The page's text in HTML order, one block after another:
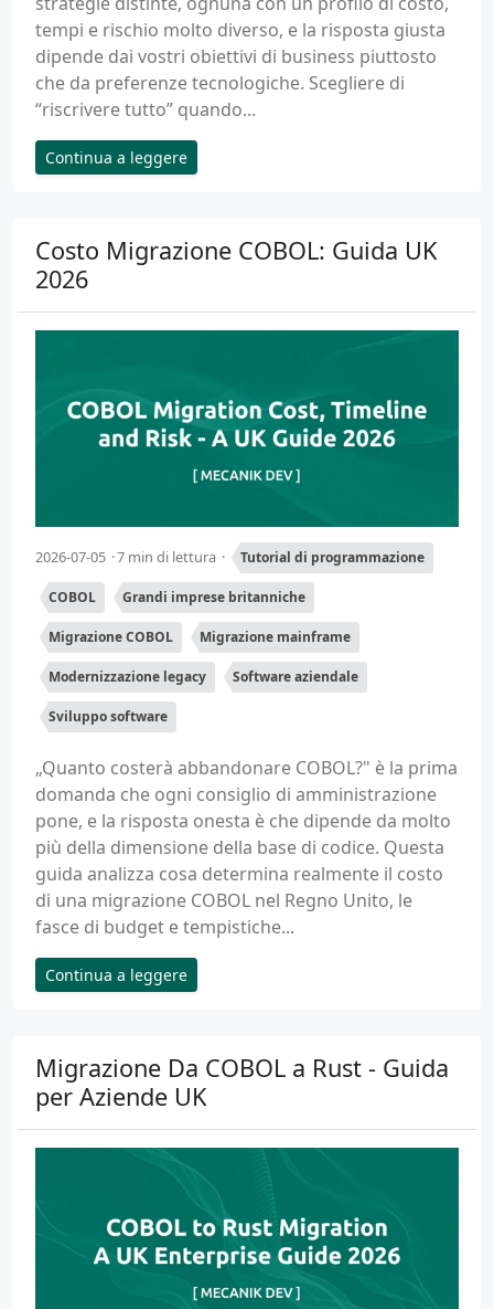
tempi e rischio molto diverso, e la risposta giusta
dipende dai vostri obiettivi di business piuttosto
che da preferenze tecnologiche. Scegliere di
“riscrivere tutto” quando...
Continua a leggere
Costo Migrazione COBOL: Guida UK
2026
2026-07-05 7 min di lettura Tutorial di programmazione
COBOL Grandi imprese britanniche
Migrazione COBOL Migrazione mainframe
Modernizzazione legacy Software aziendale
Sviluppo software
„Quanto costerà abbandonare COBOL?" è la prima
domanda che ogni consiglio di amministrazione
pone, e la risposta onesta è che dipende da molto
più della dimensione della base di codice. Questa
guida analizza cosa determina realmente il costo
di una migrazione COBOL nel Regno Unito, le
fasce di budget e tempistiche...
Continua a leggere
Migrazione Da COBOL a Rust - Guida
per Aziende UK